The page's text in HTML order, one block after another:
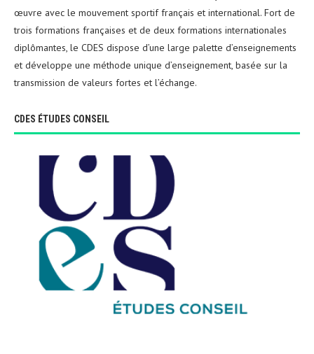
œuvre avec le mouvement sportif français et international. Fort de
trois formations françaises et de deux formations internationales
diplômantes, le CDES dispose d’une large palette d’enseignements
et développe une méthode unique d’enseignement, basée sur la
transmission de valeurs fortes et l’échange.
CDES ÉTUDES CONSEIL